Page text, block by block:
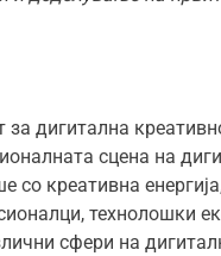
дигитална
сцена на
со креативна
технолошки
сфери на